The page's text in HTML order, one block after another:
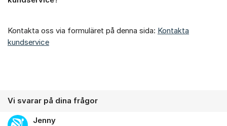
Kontakta oss via formuläret på denna sida: Kontakta
kundservice
Vi svarar på dina frågor
Jenny